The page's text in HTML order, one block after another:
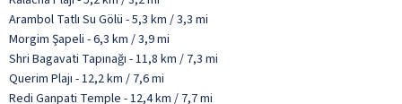
Arambol Tatlı Su Gölü - 5,3 km / 3,3 mi
Morgim Şapeli - 6,3 km / 3,9 mi
Shri Bagavati Tapınağı - 11,8 km / 7,3 mi
Querim Plajı - 12,2 km / 7,6 mi
Redi Ganpati Temple - 12,4 km / 7,7 mi